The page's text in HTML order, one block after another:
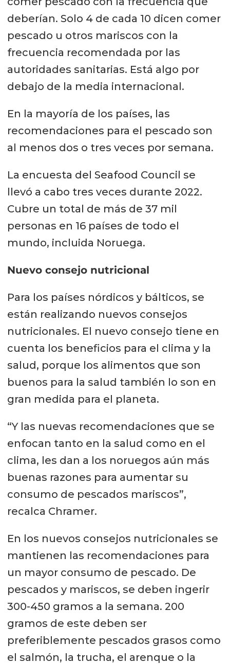
deberían. Solo 4 de cada 10 dicen comer
pescado u otros mariscos con la
frecuencia recomendada por las
autoridades sanitarias. Está algo por
debajo de la media internacional.
En la mayoría de los países, las
recomendaciones para el pescado son
al menos dos o tres veces por semana.
La encuesta del Seafood Council se
llevó a cabo tres veces durante 2022.
Cubre un total de más de 37 mil
personas en 16 países de todo el
mundo, incluida Noruega.
Nuevo consejo nutricional
Para los países nórdicos y bálticos, se
están realizando nuevos consejos
nutricionales. El nuevo consejo tiene en
cuenta los beneficios para el clima y la
salud, porque los alimentos que son
buenos para la salud también lo son en
gran medida para el planeta.
“Y las nuevas recomendaciones que se
enfocan tanto en la salud como en el
clima, les dan a los noruegos aún más
buenas razones para aumentar su
consumo de pescados mariscos”,
recalca Chramer.
En los nuevos consejos nutricionales se
mantienen las recomendaciones para
un mayor consumo de pescado. De
pescados y mariscos, se deben ingerir
300-450 gramos a la semana. 200
gramos de este deben ser
preferiblemente pescados grasos como
el salmón, la trucha, el arenque o la